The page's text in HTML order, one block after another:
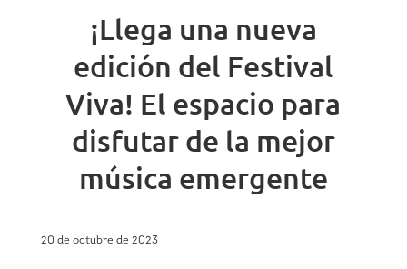
¡Llega una nueva
edición del Festival
Viva! El espacio para
disfutar de la mejor
música emergente
20 de octubre de 2023